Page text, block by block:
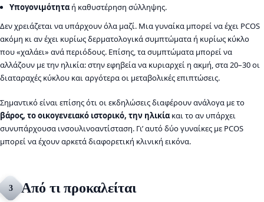
Υπογονιμότηταή καθυστέρηση σύλληψης.
Δεν χρειάζεται να υπάρχουν όλα μαζί. Μια γυναίκα μπορεί να έχει PCOS
ακόμη κι αν έχει κυρίως δερματολογικά συμπτώματα ή κυρίως κύκλο
που «χαλάει» ανά περιόδους. Επίσης, τα συμπτώματα μπορεί να
αλλάζουν με την ηλικία: στην εφηβεία να κυριαρχεί η ακμή, στα 20–30 οι
διαταραχές κύκλου και αργότερα οι μεταβολικές επιπτώσεις.
Σημαντικό είναι επίσης ότι οι εκδηλώσεις διαφέρουν ανάλογα με το
βάρος, το οικογενειακό ιστορικό, την ηλικίακαι το αν υπάρχει
συνυπάρχουσα ινσουλινοαντίσταση. Γι’ αυτό δύο γυναίκες με PCOS
μπορεί να έχουν αρκετά διαφορετική κλινική εικόνα.
3 Από τι προκαλείται